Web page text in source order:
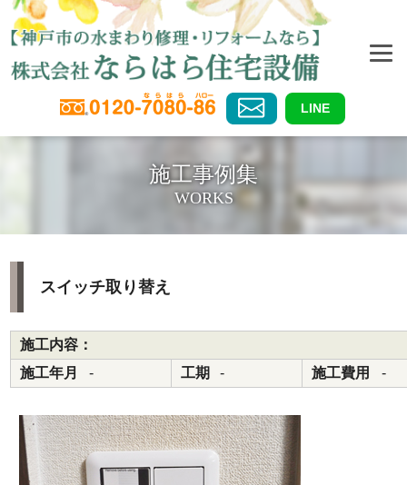
LINE
施工事例集
WORKS
スイッチ取り替え
施工内容：
施工年月
- 工期 - 施工費用 -